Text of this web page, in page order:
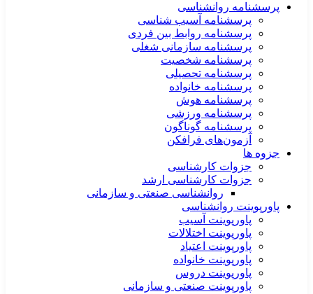
پرسشنامه روانشناسی
پرسشنامه آسیب شناسی
پرسشنامه روابط بین فردی
پرسشنامه سازمانی شغلی
پرسشنامه شخصیت
پرسشنامه تحصیلی
پرسشنامه خانواده
پرسشنامه هوش
پرسشنامه ورزشی
پرسشنامه گوناگون
آزمون‌های فرافکن
جزوه ها
جزوات کارشناسی
جزوات کارشناسی ارشد
روانشناسی صنعتی و سازمانی
پاورپوینت روانشناسی
پاورپوینت آسیب
پاورپوینت اختلالات
پاورپوینت اعتیاد
پاورپوینت خانواده
پاورپوینت دروس
پاورپوینت صنعتی و سازمانی